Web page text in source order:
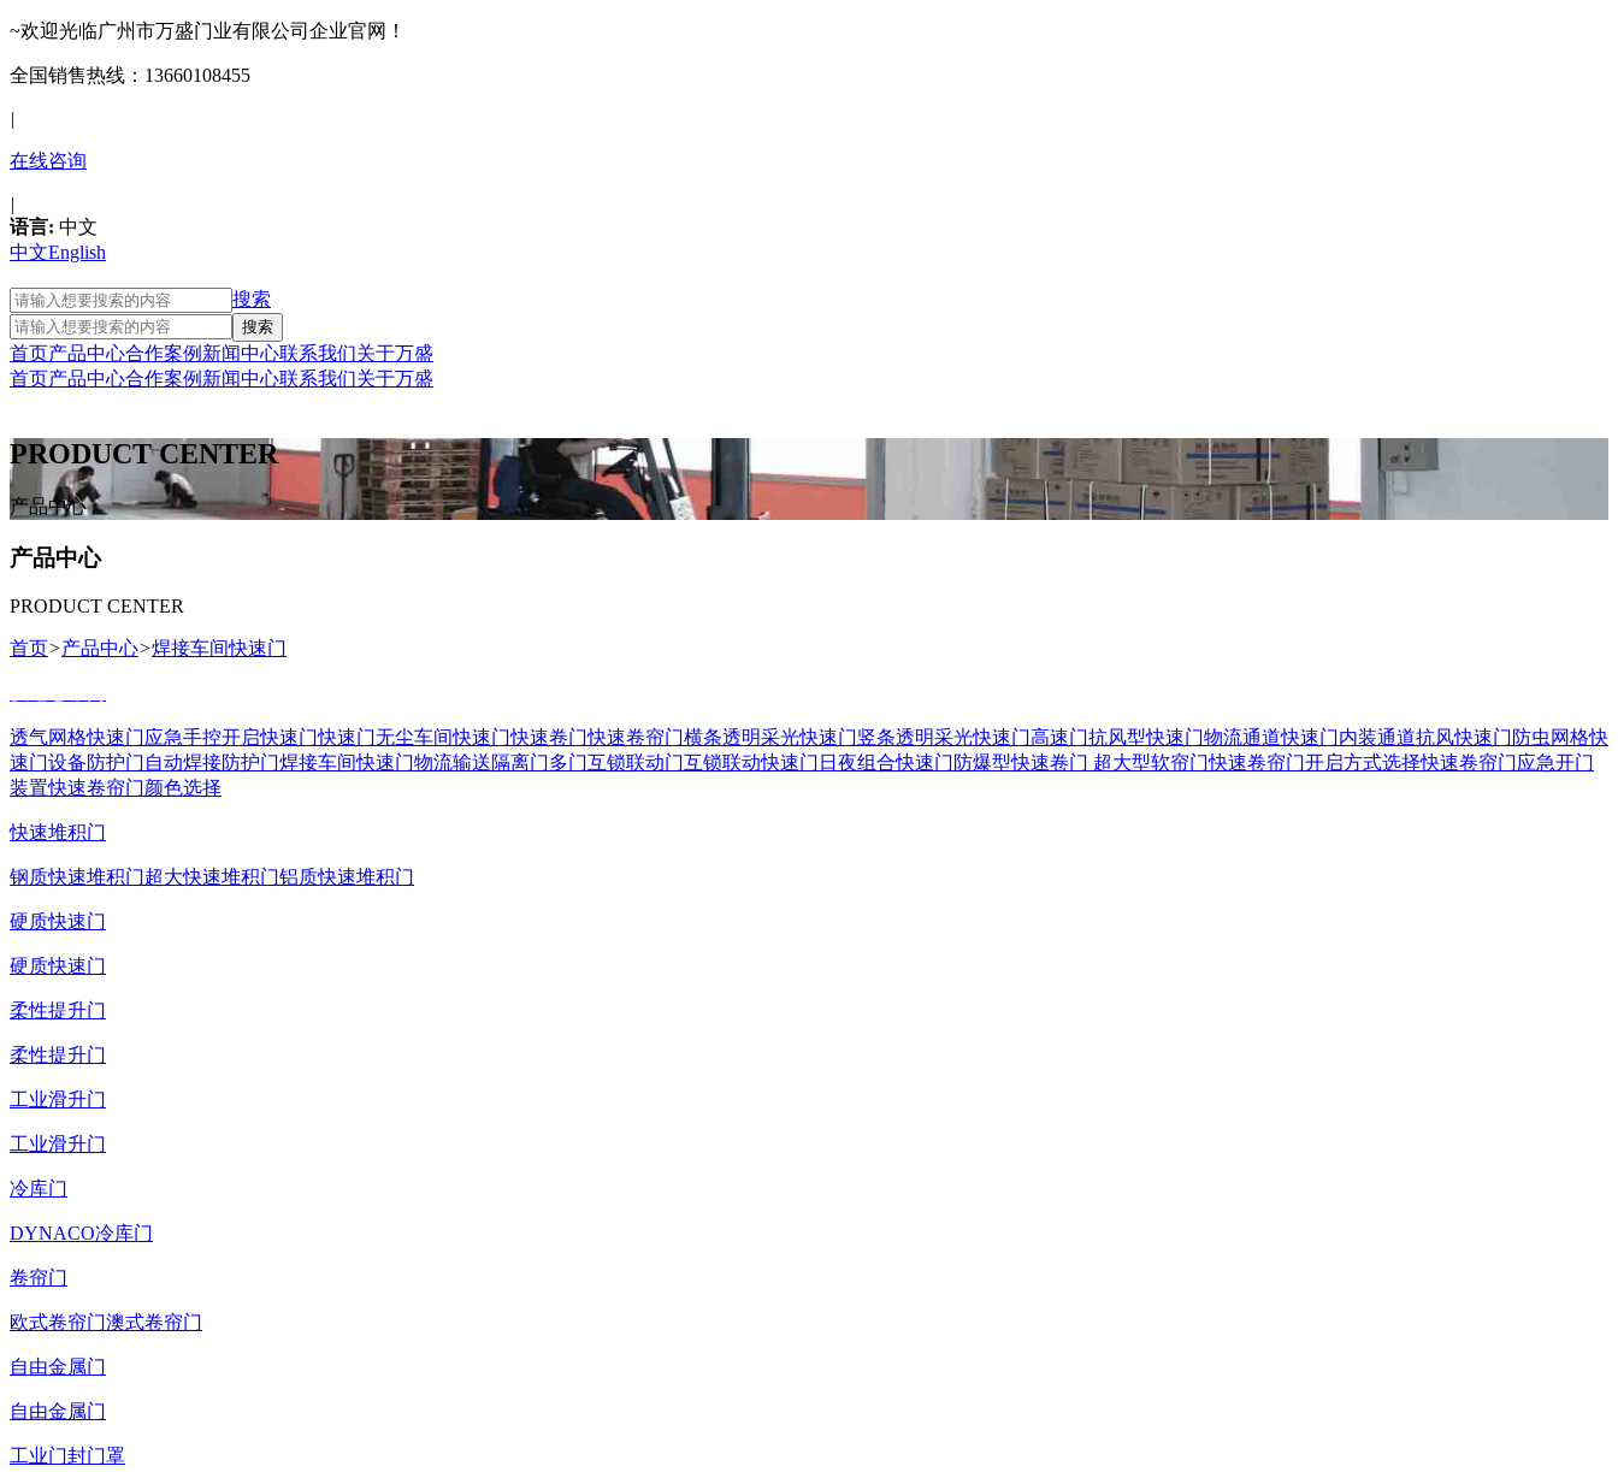
~欢迎光临广州市万盛门业有限公司企业官网！
全国销售热线：13660108455
|
在线咨询
|
语言: 中文
中文English
搜索
首页产品中心合作案例 新闻中心联系我们关于万盛
首页产品中心合作案例 新闻中心联系我们关于万盛
PRODUCT CENTER
产品中心
产品中心
PRODUCT CENTER
首页>产品中心>焊接车间快速门
透气网格快速门应急手控开启快速门快速门无尘车间快速门快速卷门快速卷帘门横条透明采光快速门竖条透明采光快速门高速门抗风型快速门物流通道快速门内装通道抗风快速门 防虫网格快
速门设备防护门 自动焊接防护门焊接车间快速门物流输送隔离门多门互锁联动门互锁联动快速门 日夜组合快速门 防爆型快速卷门 超大型软帘门快速卷帘门开启方式选择快速卷帘门应急开门
装置快速卷帘门颜色选择
快速堆积门
钢质快速堆积门超大快速堆积门铝质快速堆积门
硬质快速门
硬质快速门
柔性提升门
柔性提升门
工业滑升门
工业滑升门
冷库门
DYNACO冷库门
卷帘门
欧式卷帘门澳式卷帘门
自由金属门
自由金属门
工业门封门罩